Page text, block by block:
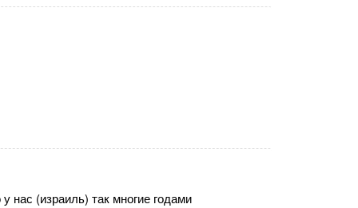
нас (израиль) так многие годами